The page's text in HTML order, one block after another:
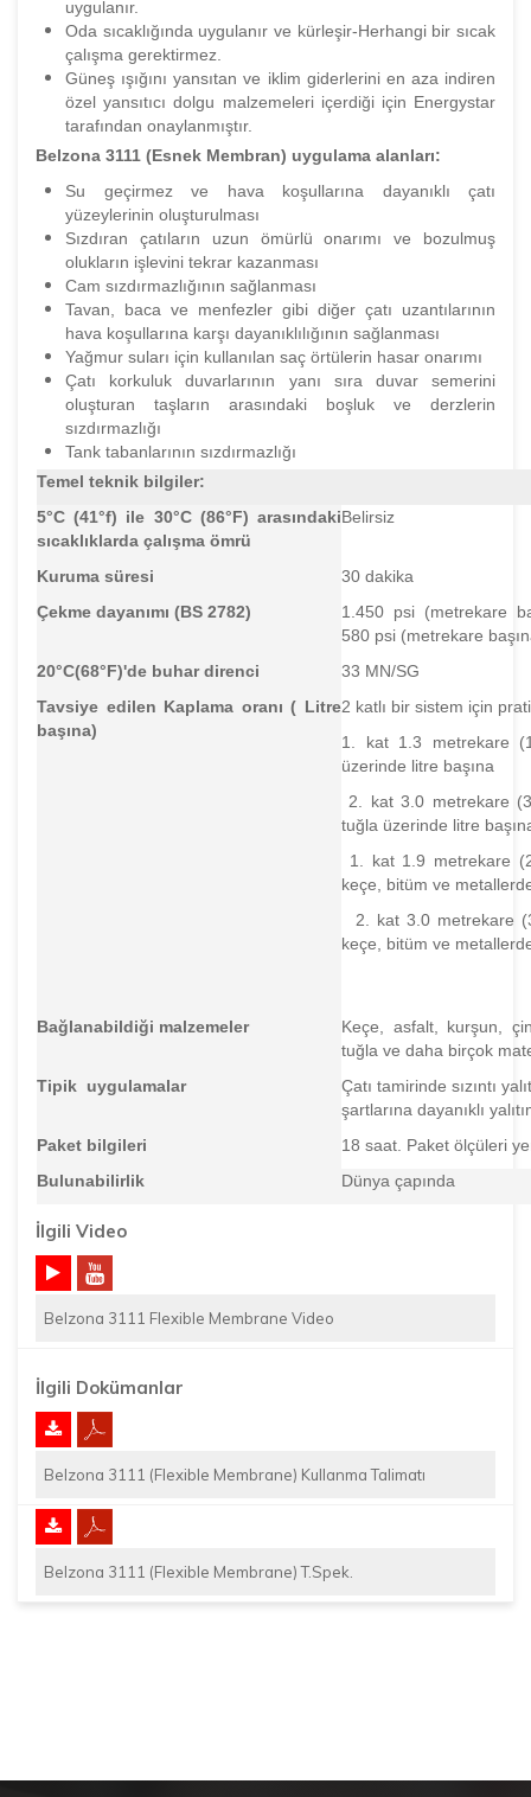
uygulanır.
Oda sıcaklığında uygulanır ve kürleşir-Herhangi bir sıcak
çalışma gerektirmez.
Güneş ışığını yansıtan ve iklim giderlerini en aza indiren
özel yansıtıcı dolgu malzemeleri içerdiği için Energystar
tarafından onaylanmıştır.
Belzona 3111 (Esnek Membran) uygulama alanları:
Su geçirmez ve hava koşullarına dayanıklı çatı
yüzeylerinin oluşturulması
Sızdıran çatıların uzun ömürlü onarımı ve bozulmuş
olukların işlevini tekrar kazanması
Cam sızdırmazlığının sağlanması
Tavan, baca ve menfezler gibi diğer çatı uzantılarının
hava koşullarına karşı dayanıklılığının sağlanması
Yağmur suları için kullanılan saç örtülerin hasar onarımı
Çatı korkuluk duvarlarının yanı sıra duvar semerini
oluşturan taşların arasındaki boşluk ve derzlerin
sızdırmazlığı
Tank tabanlarının sızdırmazlığı
Temel teknik bilgiler:
5°C (41°f) ile 30°C (86°F) arasındaki
sıcaklıklarda çalışma ömrü
Belirsiz
Kuruma süresi
30 dakika
Çekme dayanımı (BS 2782)
1.450 psi (metrekare
580 psi (metrekare
20°C(68°F)'de buhar direnci
33 MN/SG
Tavsiye edilen Kaplama oranı ( Litre
başına)
2 katlı bir sistem için
1. kat 1.3 metrekare
üzerinde litre başına
2. kat 3.0 metrekare
tuğla üzerinde litre
1. kat 1.9 metrekare
keçe, bitüm ve
2. kat 3.0 metrekare
keçe, bitüm ve
Bağlanabildiği malzemeler
Keçe, asfalt, kurşun,
tuğla ve daha birçok
Tipik uygulamalar
Çatı tamirinde sızıntı
şartlarına dayanıklı
Paket bilgileri
18 saat. Paket ölçüleri
Bulunabilirlik
Dünya çapında
İlgili Video
Belzona 3111 Flexible Membrane Video
İlgili Dokümanlar
Belzona 3111 (Flexible Membrane) Kullanma Talimatı
Belzona 3111 (Flexible Membrane) T.Spek.